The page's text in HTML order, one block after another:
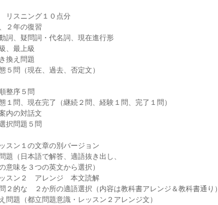
リスニング１０点分
２年の復習
疑問詞・代名詞、現在進行形
最上級
換え問題
（現在、過去、否定文）
整序５問
、現在完了（継続２問、経験１問、完了１問）
内の対話文
問題５問
スン１の文章の別バージョン
日本語で解答、適語抜き出し、
を３つの英文から選択）
スン２　アレンジ　本文読解
的な　２か所の適語選択（内容は教科書アレンジ＆教科書通り）
題（都立問題意識・レッスン２アレンジ文）